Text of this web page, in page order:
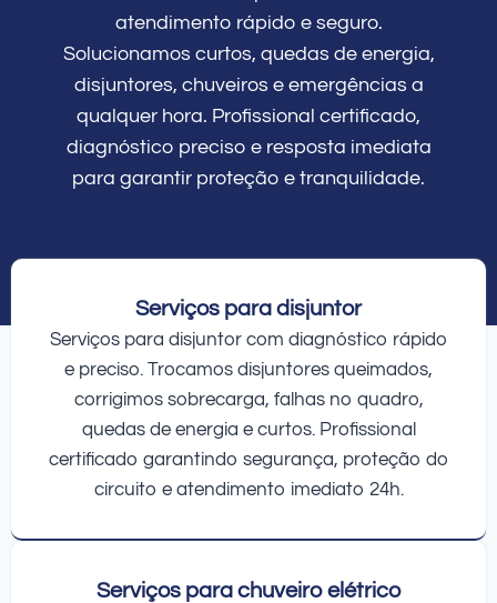
atendimento rápido e seguro.
Solucionamos curtos, quedas de energia,
disjuntores, chuveiros e emergências a
qualquer hora. Profissional certificado,
diagnóstico preciso e resposta imediata
para garantir proteção e tranquilidade.
Serviços para disjuntor
Serviços para disjuntor com diagnóstico rápido
e preciso. Trocamos disjuntores queimados,
corrigimos sobrecarga, falhas no quadro,
quedas de energia e curtos. Profissional
certificado garantindo segurança, proteção do
circuito e atendimento imediato 24h.
Serviços para chuveiro elétrico